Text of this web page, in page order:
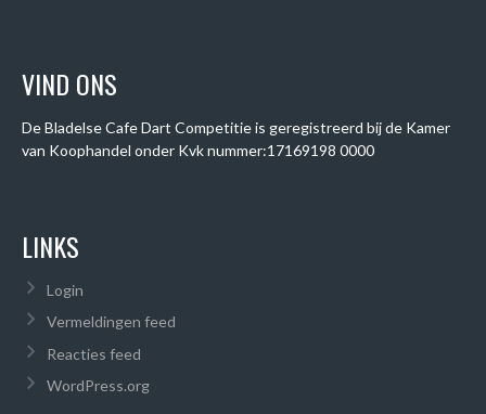
VIND ONS
De Bladelse Cafe Dart Competitie is geregistreerd bij de Kamer
van Koophandel onder Kvk nummer:17169198 0000
LINKS
Login
Vermeldingen feed
Reacties feed
WordPress.org